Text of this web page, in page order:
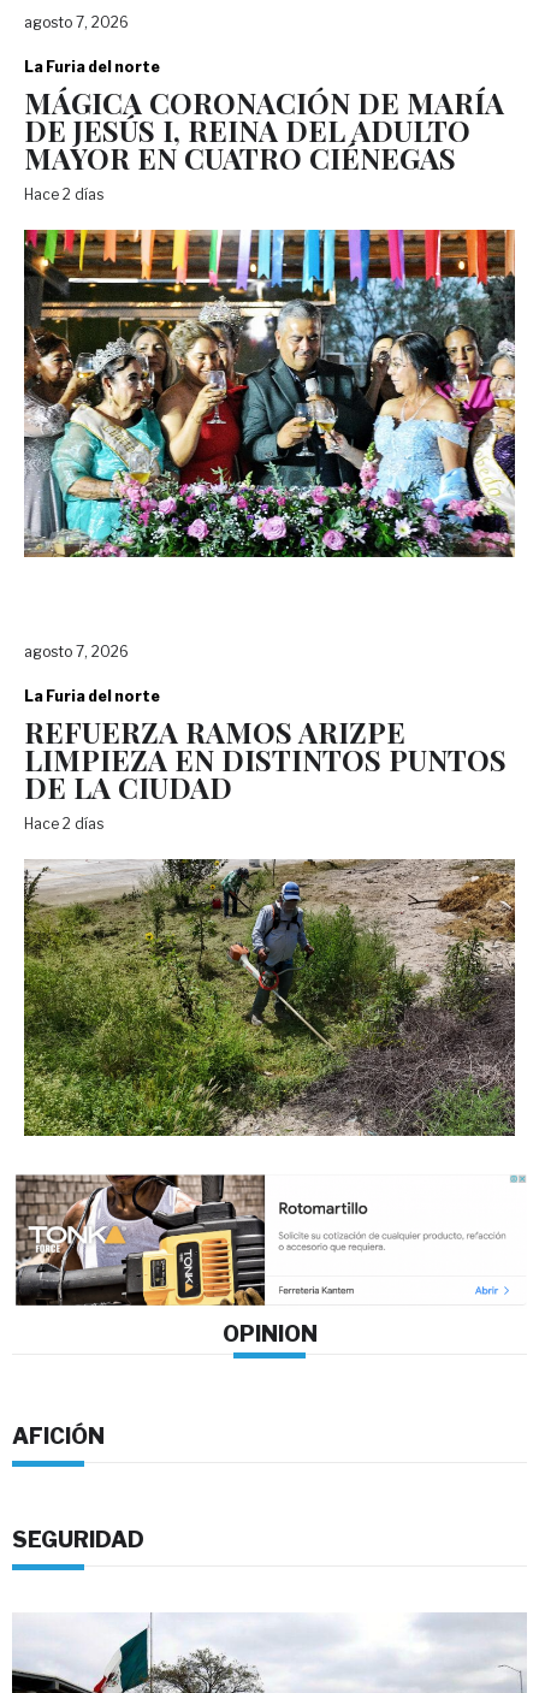
agosto 7, 2026
La Furia del norte
MÁGICA CORONACIÓN DE MARÍA
DE JESÚS I, REINA DEL ADULTO
MAYOR EN CUATRO CIÉNEGAS
Hace 2 días
agosto 7, 2026
La Furia del norte
REFUERZA RAMOS ARIZPE
LIMPIEZA EN DISTINTOS PUNTOS
DE LA CIUDAD
Hace 2 días
OPINION
AFICIÓN
SEGURIDAD